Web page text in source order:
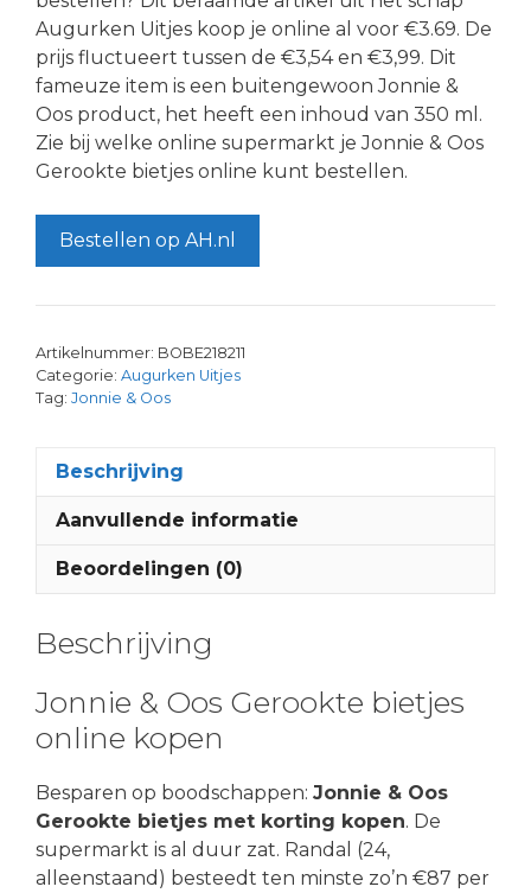
Augurken Uitjes koop je online al voor €3.69. De
prijs fluctueert tussen de €3,54 en €3,99. Dit
fameuze item is een buitengewoon Jonnie &
Oos product, het heeft een inhoud van 350 ml.
Zie bij welke online supermarkt je Jonnie & Oos
Gerookte bietjes online kunt bestellen.
Bestellen op AH.nl
Artikelnummer: BOBE218211
Categorie: Augurken Uitjes
Tag: Jonnie & Oos
Beschrijving
Aanvullende informatie
Beoordelingen (0)
Beschrijving
Jonnie & Oos Gerookte bietjes
online kopen
Besparen op boodschappen: Jonnie & Oos
Gerookte bietjes met korting kopen. De
supermarkt is al duur zat. Randal (24,
alleenstaand) besteedt ten minste zo’n €87 per